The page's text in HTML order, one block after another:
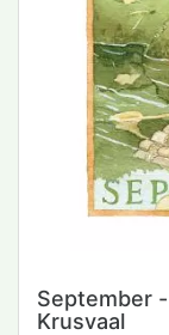
September
Krusvaal